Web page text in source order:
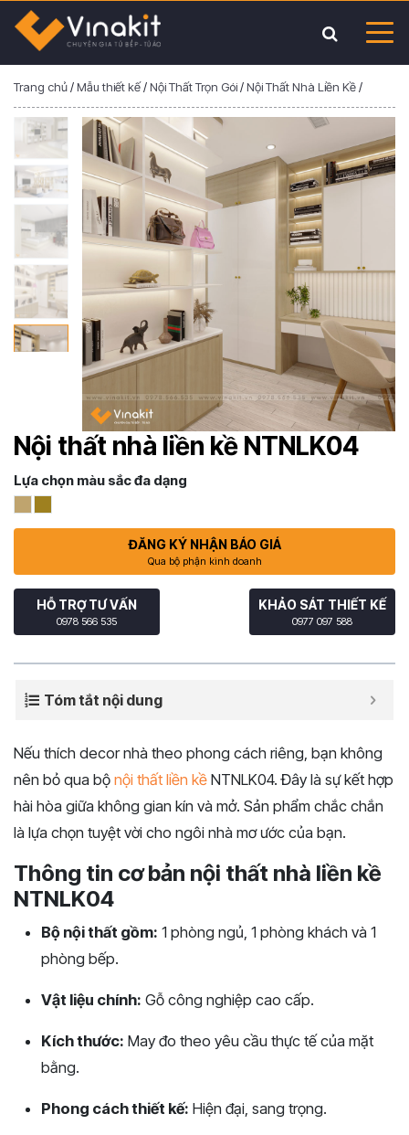
Trang chủ/Mẫu thiết kế/Nội Thất Trọn Gói/Nội Thất Nhà Liền Kề/
Nội thất nhà liền kề NTNLK04
Lựa chọn màu sắc đa dạng
ĐĂNG KÝ NHẬN BÁO GIÁ
Qua bộ phận kinh doanh
HỖ TRỢ TƯ VẤN
0978 566 535
KHẢO SÁT THIẾT KẾ
0977 097 588
Tóm tắt nội dung
Nếu thích decor nhà theo phong cách riêng, bạn không
nên bỏ qua bộ nội thất liền kề NTNLK04. Đây là sự kết hợp
hài hòa giữa không gian kín và mở. Sản phẩm chắc chắn
là lựa chọn tuyệt vời cho ngôi nhà mơ ước của bạn.
Thông tin cơ bản nội thất nhà liền kề
NTNLK04
Bộ nội thất gồm: 1 phòng ngủ, 1 phòng khách và 1
phòng bếp.
Vật liệu chính: Gỗ công nghiệp cao cấp.
Kích thước: May đo theo yêu cầu thực tế của mặt
bằng.
Phong cách thiết kế: Hiện đại, sang trọng.